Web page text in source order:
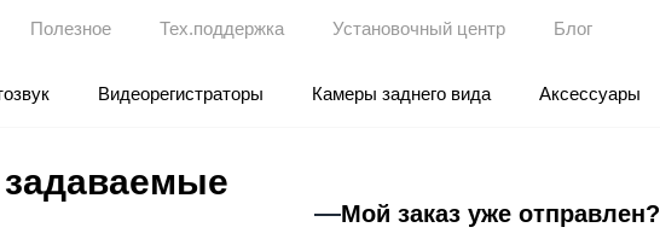
Полезное Тех.поддержка Установочный центр Блог
Видеорегистраторы Камеры заднего вида Аксессуары
Мой заказ уже отправлен?